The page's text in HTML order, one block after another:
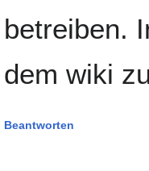
betreiben.
dem wiki
Beantworten